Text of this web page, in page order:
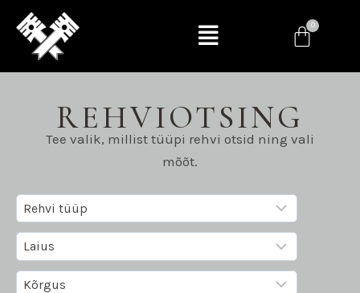
REHVIOTSING
Tee valik, millist tüüpi rehvi otsid ning vali
mõõt.